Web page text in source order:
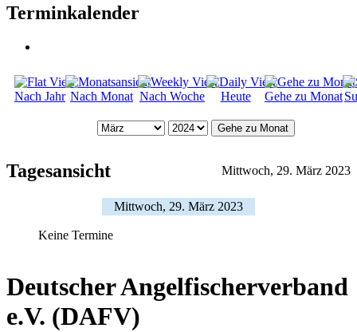
Terminkalender
Nach Jahr Nach Monat Nach Woche Heute Gehe zu Monat
Gehe zu Monat
Tagesansicht Mittwoch, 29. März 2023
Mittwoch, 29. März 2023
Keine Termine
Deutscher Angelfischerverband
e.V. (DAFV)